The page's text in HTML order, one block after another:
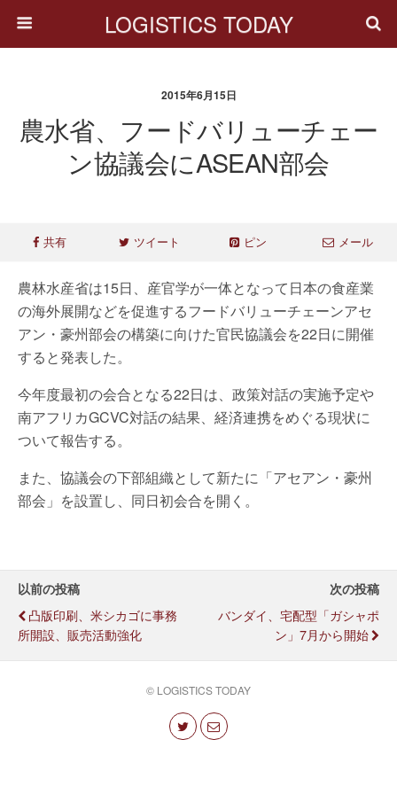
LOGISTICS TODAY
2015年6月15日
農水省、フードバリューチェー
ン協議会にASEAN部会
共有 ツイート ピン メール
農林水産省は15日、産官学が一体となって日本の食産業
の海外展開などを促進するフードバリューチェーンアセ
アン・豪州部会の構築に向けた官民協議会を22日に開催
すると発表した。
今年度最初の会合となる22日は、政策対話の実施予定や
南アフリカGCVC対話の結果、経済連携をめぐる現状に
ついて報告する。
また、協議会の下部組織として新たに「アセアン・豪州
部会」を設置し、同日初会合を開く。
以前の投稿
凸版印刷、米シカゴに事務
所開設、販売活動強化
次の投稿
バンダイ、宅配型「ガシャポ
ン」7月から開始
© LOGISTICS TODAY